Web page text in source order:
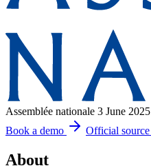
Assemblée nationale 3 June 2025
Book a demo
Official source
About